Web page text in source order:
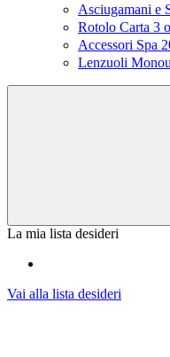
Asciugamani e
Rotolo Carta 3
Accessori Spa
Lenzuoli
La mia lista desideri
Vai alla lista desideri